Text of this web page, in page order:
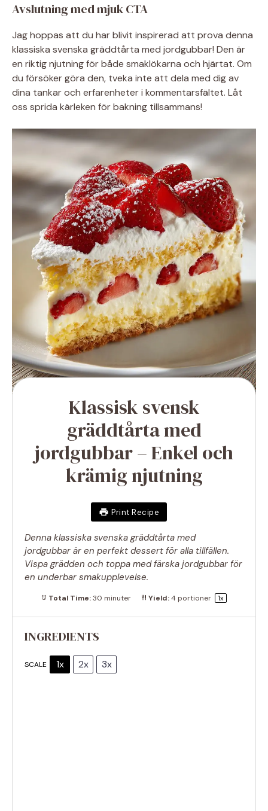
Avslutning med mjuk CTA
Jag hoppas att du har blivit inspirerad att prova denna
klassiska svenska gräddtårta med jordgubbar! Den är
en riktig njutning för både smaklökarna och hjärtat. Om
du försöker göra den, tveka inte att dela med dig av
dina tankar och erfarenheter i kommentarsfältet. Låt
oss sprida kärleken för bakning tillsammans!
Klassisk svensk
gräddtårta med
jordgubbar – Enkel och
krämig njutning
Print Recipe
Denna klassiska svenska gräddtårta med
jordgubbar är en perfekt dessert för alla tillfällen.
Vispa grädden och toppa med färska jordgubbar för
en underbar smakupplevelse.
Total Time: 30 minuter Yield: 4 portioner 1x
INGREDIENTS
SCALE 1x 2x 3x